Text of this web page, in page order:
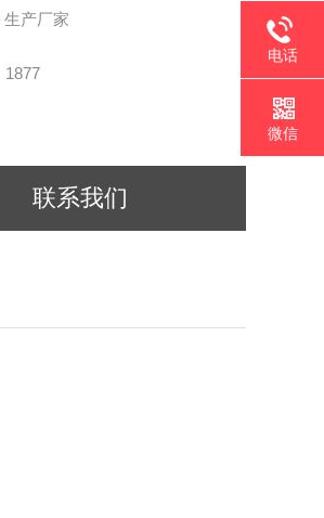
生产厂家
1877
联系我们
电话
微信